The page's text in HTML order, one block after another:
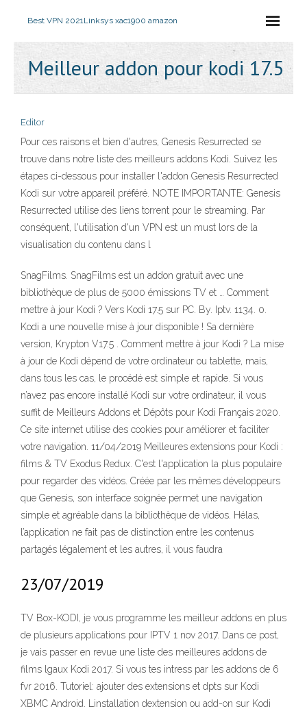
Best VPN 2021Linksys xac1900 amazon
Meilleur addon pour kodi 17.5
Editor
Pour ces raisons et bien d'autres, Genesis Resurrected se
trouve dans notre liste des meilleurs addons Kodi. Suivez les
étapes ci-dessous pour installer l'addon Genesis Resurrected
Kodi sur votre appareil préféré. NOTE IMPORTANTE: Genesis
Resurrected utilise des liens torrent pour le streaming. Par
conséquent, l'utilisation d'un VPN est un must lors de la
visualisation du contenu dans l
SnagFilms. SnagFilms est un addon gratuit avec une
bibliothèque de plus de 5000 émissions TV et … Comment
mettre à jour Kodi ? Vers Kodi 17.5 sur PC. By. Iptv. 1134. 0.
Kodi a une nouvelle mise à jour disponible ! Sa dernière
version, Krypton V17.5 . Comment mettre à jour Kodi ? La mise
à jour de Kodi dépend de votre ordinateur ou tablette, mais,
dans tous les cas, le procédé est simple et rapide. Si vous
n’avez pas encore installé Kodi sur votre ordinateur, il vous
suffit de Meilleurs Addons et Dépôts pour Kodi Français 2020.
Ce site internet utilise des cookies pour améliorer et faciliter
votre navigation. 11/04/2019 Meilleures extensions pour Kodi :
films & TV Exodus Redux. C'est l'application la plus populaire
pour regarder des vidéos. Créée par les mêmes développeurs
que Genesis, son interface soignée permet une navigation
simple et agréable dans la bibliothèque de vidéos. Hélas,
l’application ne fait pas de distinction entre les contenus
partagés légalement et les autres, il vous faudra
23/07/2019
TV Box-KODI, je vous programme les meilleur addons en plus
de plusieurs applications pour IPTV 1 nov 2017. Dans ce post,
je vais passer en revue une liste des meilleures addons de
films lgaux Kodi 2017. Si vous tes intress par les addons de 6
fvr 2016. Tutoriel: ajouter des extensions et dpts sur Kodi
XBMC Android. Linstallation dextension ou add-on sur Kodi